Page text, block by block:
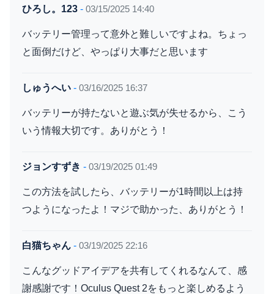
ひろし。123 - 03/15/2025 14:40
バッテリー管理って意外と難しいですよね。ちょっ
と面倒だけど、やっぱり大事だと思います
しゅうへい - 03/16/2025 16:37
バッテリーが持たないと遊ぶ気が失せるから、こう
いう情報大切です。ありがとう！
ジョンすずき - 03/19/2025 01:49
この方法を試したら、バッテリーが1時間以上は持
つようになったよ！マジで助かった、ありがとう！
白猫ちゃん - 03/19/2025 22:16
こんなグッドアイデアを共有してくれるなんて、感
謝感謝です！Oculus Quest 2をもっと楽しめるよう